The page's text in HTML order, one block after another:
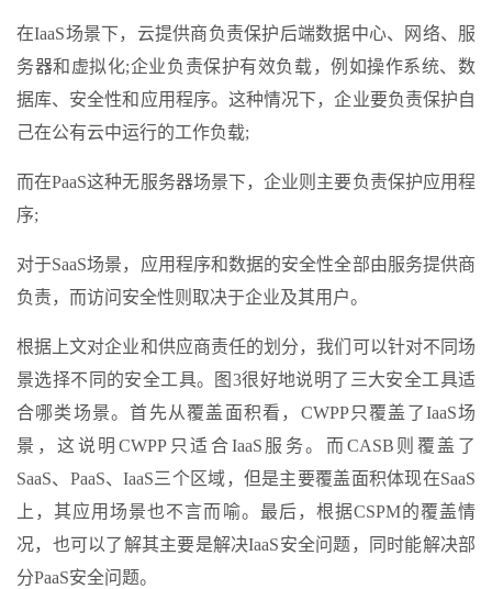
在IaaS场景下，云提供商负责保护后端数据中心、网络、服
务器和虚拟化;企业负责保护有效负载，例如操作系统、数
据库、安全性和应用程序。这种情况下，企业要负责保护自
己在公有云中运行的工作负载;
而在PaaS这种无服务器场景下，企业则主要负责保护应用程
序;
对于SaaS场景，应用程序和数据的安全性全部由服务提供商
负责，而访问安全性则取决于企业及其用户。
根据上文对企业和供应商责任的划分，我们可以针对不同场
景选择不同的安全工具。图3很好地说明了三大安全工具适
合哪类场景。首先从覆盖面积看，CWPP只覆盖了IaaS场
景，这说明CWPP只适合IaaS服务。而CASB则覆盖了
SaaS、PaaS、IaaS三个区域，但是主要覆盖面积体现在SaaS
上，其应用场景也不言而喻。最后，根据CSPM的覆盖情
况，也可以了解其主要是解决IaaS安全问题，同时能解决部
分PaaS安全问题。